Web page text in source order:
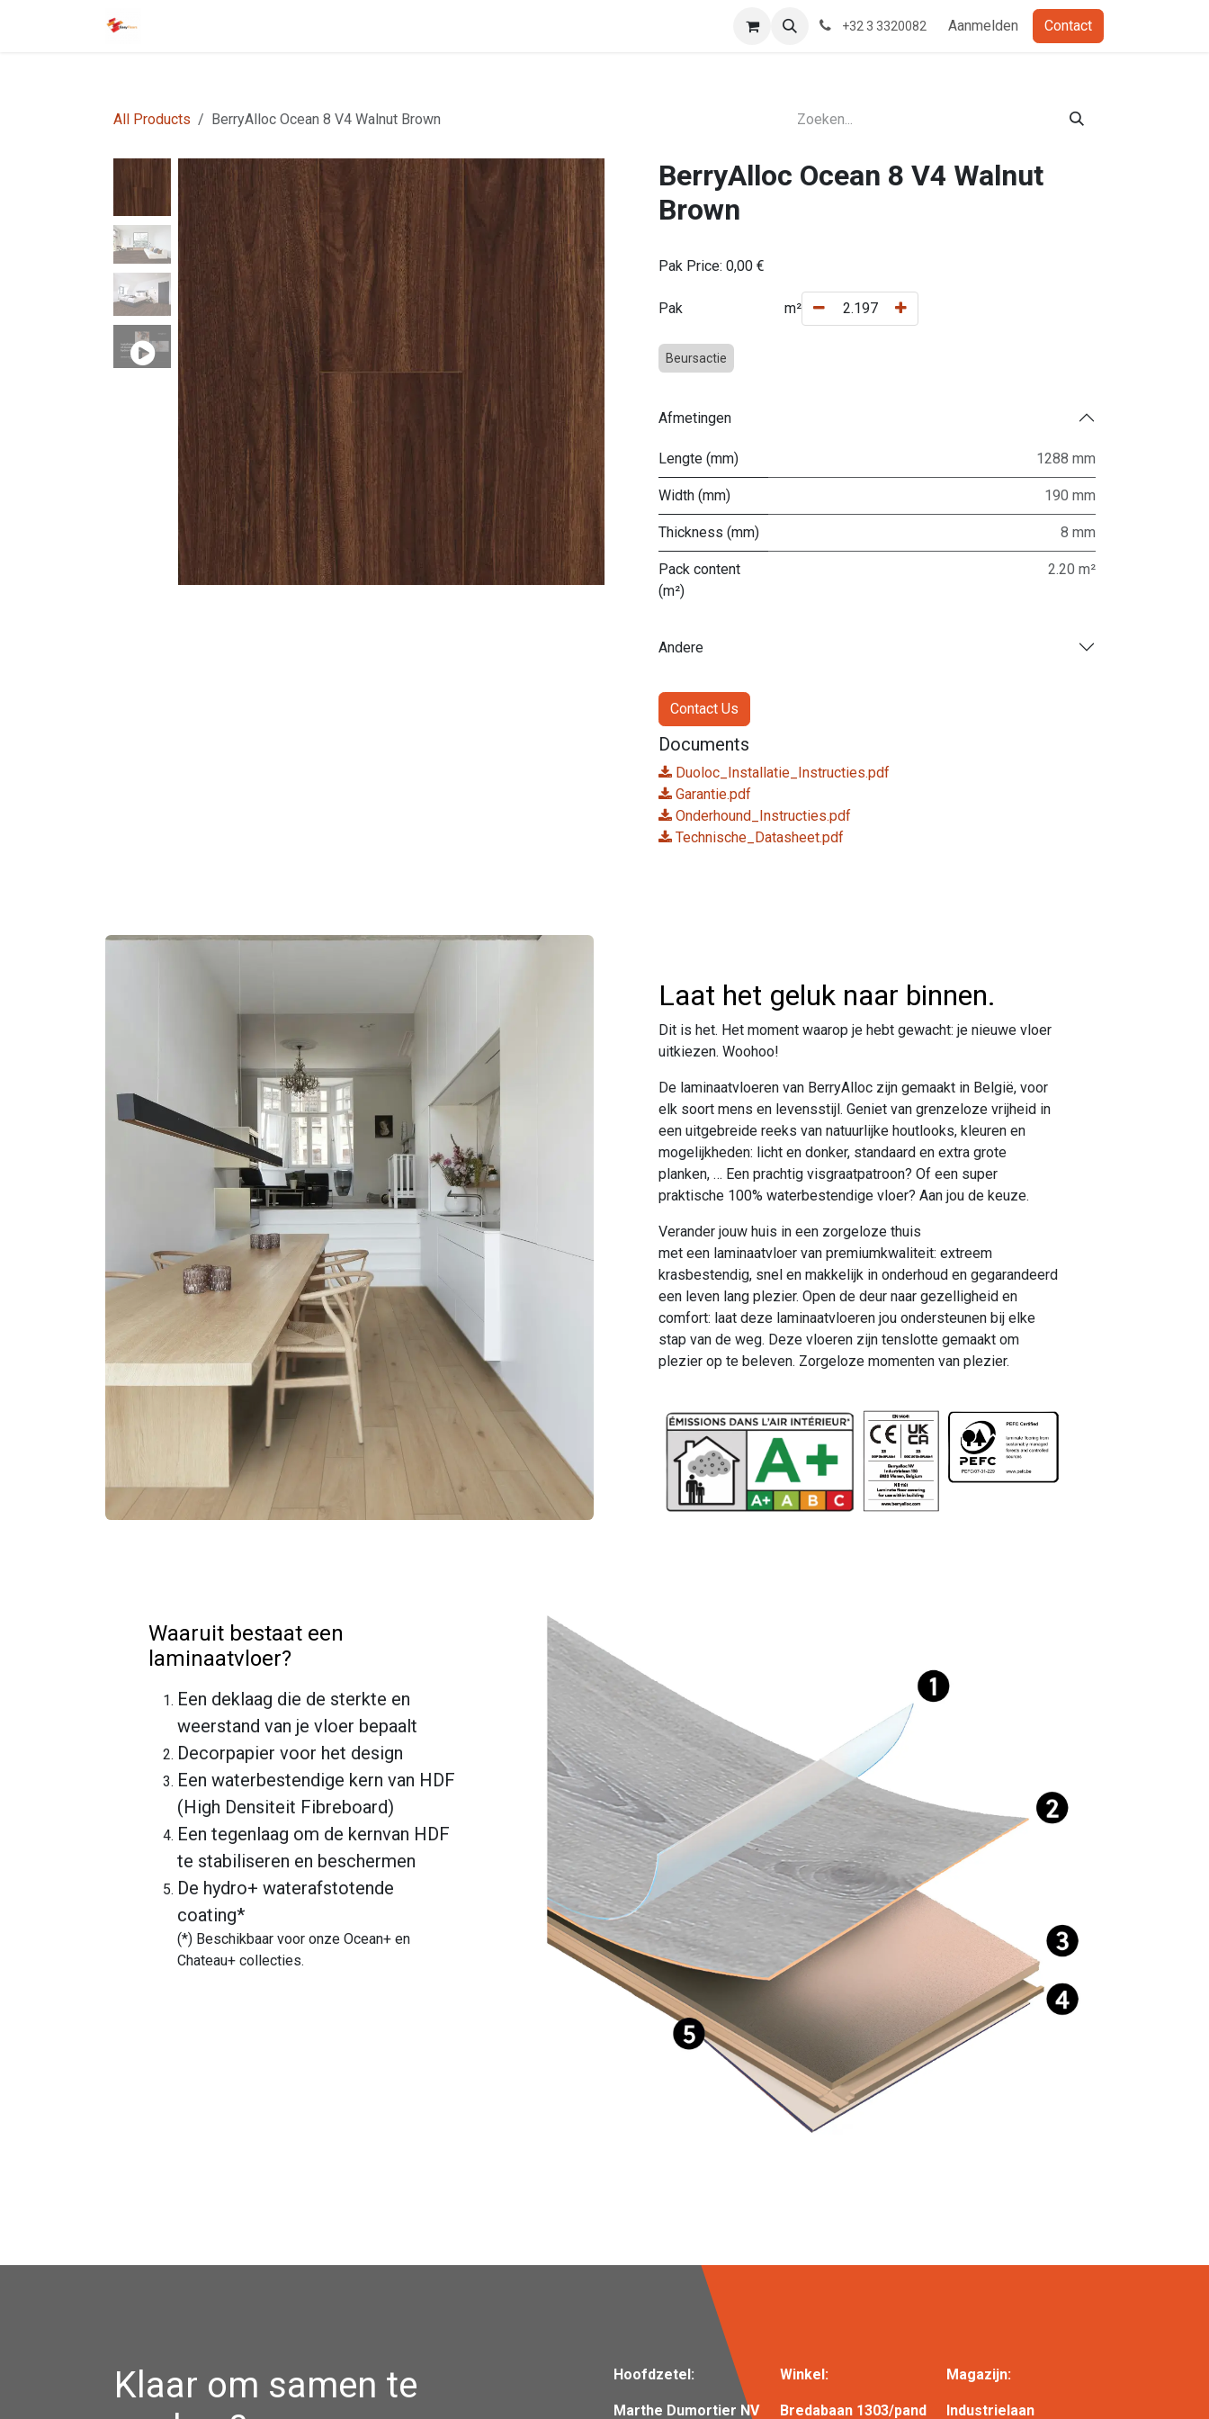
+32 3 3320082 Aanmelden Contact
All Products BerryAlloc Ocean 8 V4 Walnut Brown
BerryAlloc Ocean 8 V4 Walnut
Brown
Pak Price: 0,00 €
Pak m²
Beursactie
Afmetingen
Lengte (mm) 1288 mm
Width (mm) 190 mm
Thickness (mm) 8 mm
Pack content
(m²)
2.20 m²
Andere
Contact Us
Documents
Duoloc_Installatie_Instructies.pdf
Garantie.pdf
Onderhound_Instructies.pdf
Technische_Datasheet.pdf
Laat het geluk naar binnen.
Dit is het. Het moment waarop je hebt gewacht: je nieuwe vloer
uitkiezen. Woohoo!
De laminaatvloeren van BerryAlloc zijn gemaakt in België, voor
elk soort mens en levensstijl. Geniet van grenzeloze vrijheid in
een uitgebreide reeks van natuurlijke houtlooks, kleuren en
mogelijkheden: licht en donker, standaard en extra grote
planken, … Een prachtig visgraatpatroon? Of een super
praktische 100% waterbestendige vloer? Aan jou de keuze.
Verander jouw huis in een zorgeloze thuis
met een laminaatvloer van premiumkwaliteit: extreem
krasbestendig, snel en makkelijk in onderhoud en gegarandeerd
een leven lang plezier. Open de deur naar gezelligheid en
comfort: laat deze laminaatvloeren jou ondersteunen bij elke
stap van de weg. Deze vloeren zijn tenslotte gemaakt om
plezier op te beleven. Zorgeloze momenten van plezier.
Waaruit bestaat een
laminaatvloer?
Een deklaag die de sterkte en
weerstand van je vloer bepaalt
Decorpapier voor het design
Een waterbestendige kern van HDF
(High Densiteit Fibreboard)
Een tegenlaag om de kernvan HDF
te stabiliseren en beschermen
De hydro+ waterafstotende
coating*
(*) Beschikbaar voor onze Ocean+ en
Chateau+ collecties.
Klaar om samen te
Hoofdzetel:
Marthe Dumortier NV
Winkel:
Bredabaan 1303/pand
Magazijn:
Industrielaan